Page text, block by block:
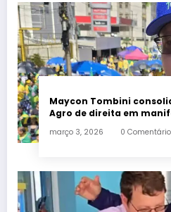
Maycon Tombini
Agro de direita em
março 3, 2026 0